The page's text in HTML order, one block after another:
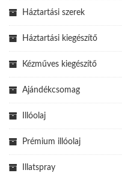
Háztartási szerek
Háztartási kiegészítő
Kézműves kiegészítő
Ajándékcsomag
Illóolaj
Prémium illóolaj
Illatspray